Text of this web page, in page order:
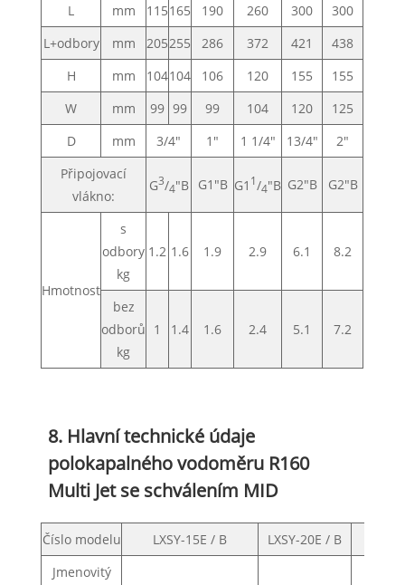
L
mm 115165 190 260 300
300
L+odbory
mm 205255 286 372 421
438
H
mm 104104 106 120 155
155
W
mm 99 99 99 104 120
125
D
mm 3/4" 1" 1 1/4" 13/4"
2"
Připojovací
vlákno:
G3/4"B G1"B G1 1/4"B G2"B G2"B
Hmotnost
s
odbory
kg
1.2 1.6 1.9 2.9 6.1 8.2
bez
odborů
kg
1 1.4 1.6 2.4 5.1 7.2
8. Hlavní technické údaje
polokapalného vodoměru R160
Multi Jet se schválením MID
Číslo modelu LXSY-15E / B LXSY-20E / B
Jmenovitý